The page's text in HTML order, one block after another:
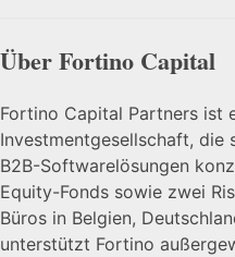
Über Fortino Capital
Fortino Capital Partners ist
Investmentgesellschaft, die
B2B-Softwarelösungen
Equity-Fonds sowie zwei
Büros in Belgien,
unterstützt Fortino